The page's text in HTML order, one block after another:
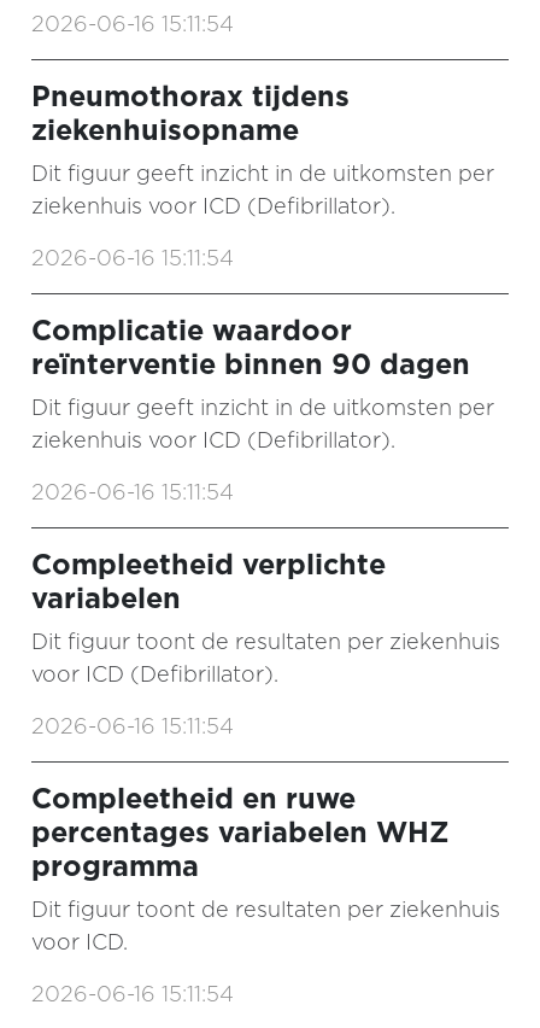
2026-06-16 15:11:54
Pneumothorax tijdens
ziekenhuisopname
Dit figuur geeft inzicht in de uitkomsten per
ziekenhuis voor ICD (Defibrillator).
2026-06-16 15:11:54
Complicatie waardoor
reïnterventie binnen 90 dagen
Dit figuur geeft inzicht in de uitkomsten per
ziekenhuis voor ICD (Defibrillator).
2026-06-16 15:11:54
Compleetheid verplichte
variabelen
Dit figuur toont de resultaten per ziekenhuis
voor ICD (Defibrillator).
2026-06-16 15:11:54
Compleetheid en ruwe
percentages variabelen WHZ
programma
Dit figuur toont de resultaten per ziekenhuis
voor ICD.
2026-06-16 15:11:54